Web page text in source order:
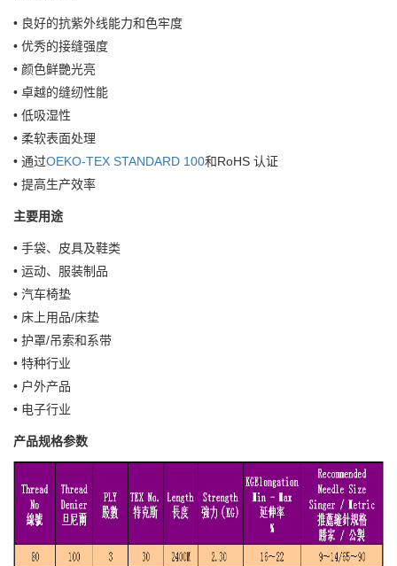
• 良好的抗紫外线能力和色牢度
• 优秀的接缝强度
• 颜色鲜艷光亮
• 卓越的缝纫性能
• 低吸湿性
• 柔软表面处理
• 通过OEKO-TEX STANDARD 100和RoHS 认证
• 提高生产效率
主要用途
• 手袋、皮具及鞋类
• 运动、服装制品
• 汽车椅垫
• 床上用品/床垫
• 护罩/吊索和系带
• 特种行业
• 户外产品
• 电子行业
产品规格参数